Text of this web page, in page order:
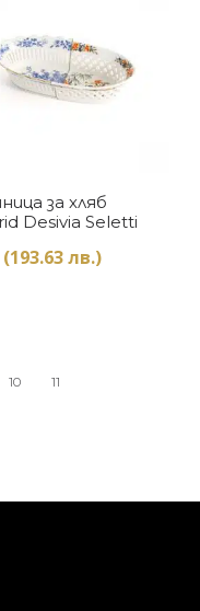
за хляб
Desivia Seletti
(193.63 лв.)
10 11